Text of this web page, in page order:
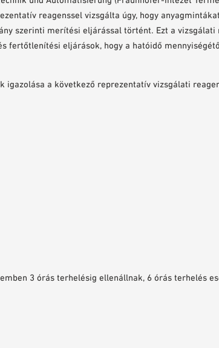
reagenssel vizsgálta úgy, hogy
szerinti merítési eljárással történt. Ezt a
fertőtlenítési eljárások, hogy a hatóidő
igazolása a következő reprezentatív vizsgálati
3 órás terhelésig ellenállnak, 6 órás terhelés